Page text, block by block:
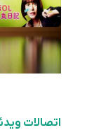
اتصالات